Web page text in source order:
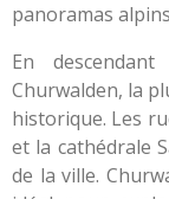
panoramas
En
Churwalden, la
historique. Les
et la cathédrale
de la ville.